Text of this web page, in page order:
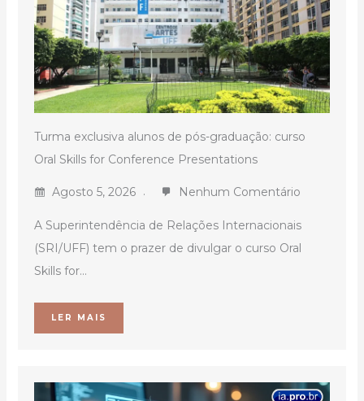
Turma exclusiva alunos de pós-graduação: curso
Oral Skills for Conference Presentations
Agosto 5, 2026 Nenhum Comentário
A Superintendência de Relações Internacionais
(SRI/UFF) tem o prazer de divulgar o curso Oral
Skills for...
LER MAIS